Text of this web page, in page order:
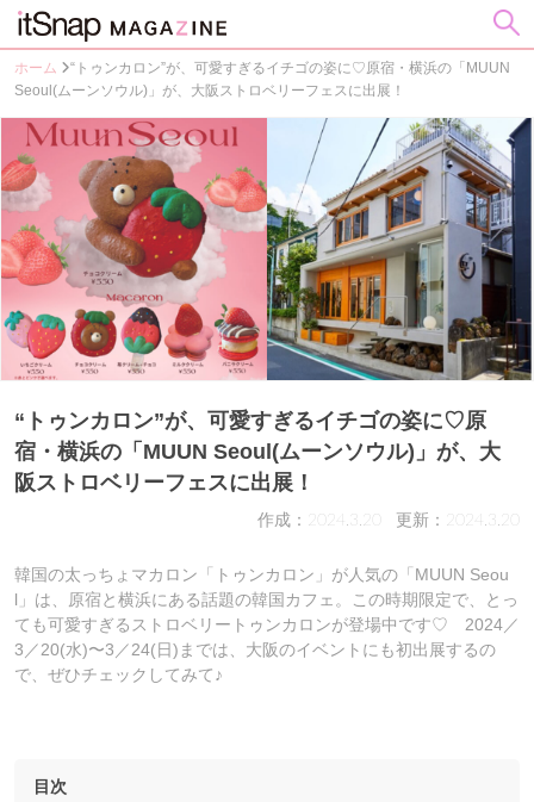
ホーム
“トゥンカロン”が、可愛すぎるイチゴの姿に♡原宿・横浜の「MUUN
Seoul(ムーンソウル)」が、大阪ストロベリーフェスに出展！
“トゥンカロン”が、可愛すぎるイチゴの姿に♡原
宿・横浜の「MUUN Seoul(ムーンソウル)」が、大
阪ストロベリーフェスに出展！
作成：2024.3.20 更新：2024.3.20
韓国の太っちょマカロン「トゥンカロン」が人気の「MUUN Seou
l」は、原宿と横浜にある話題の韓国カフェ。この時期限定で、とっ
ても可愛すぎるストロベリートゥンカロンが登場中です♡ 2024／
3／20(水)〜3／24(日)までは、大阪のイベントにも初出展するの
で、ぜひチェックしてみて♪
目次